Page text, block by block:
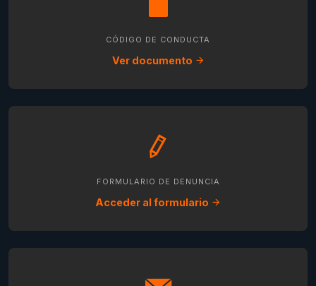
CÓDIGO DE CONDUCTA
Ver documento
FORMULARIO DE DENUNCIA
Acceder al formulario